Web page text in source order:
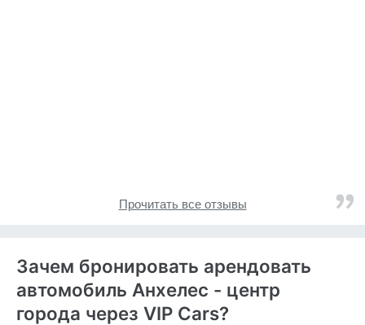
Прочитать все отзывы
Зачем бронировать арендовать
автомобиль Анхелес - центр
города через VIP Cars?